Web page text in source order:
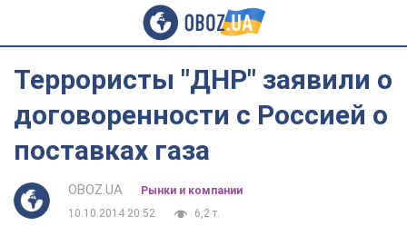
Террористы "ДНР" заявили о
договоренности с Россией о
поставках газа
OBOZ.UA
Рынки и компании
10.10.2014 20:52
6,2 т.